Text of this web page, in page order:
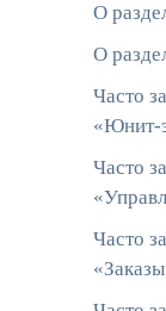
О
О
Часто
«Юнит-
Часто
Часто